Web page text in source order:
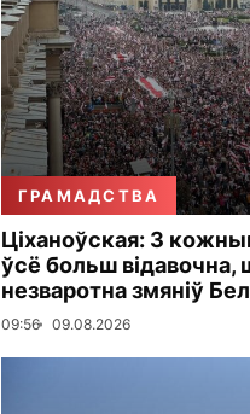
ГРАМАДСТВА
Ціханоўская: З
ўсё больш
незваротна змяніў
09:56 09.08.2026